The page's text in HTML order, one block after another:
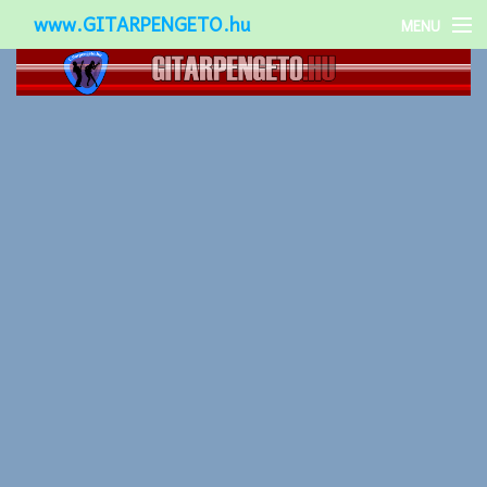
www.GITARPENGETO.hu MENU
Népszerű-